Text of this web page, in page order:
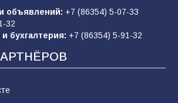
в детском саду: как
спасали Нептуна
объявлений: +7 (86354) 5-07-33
32
бухгалтерия: +7 (86354) 5-91-32